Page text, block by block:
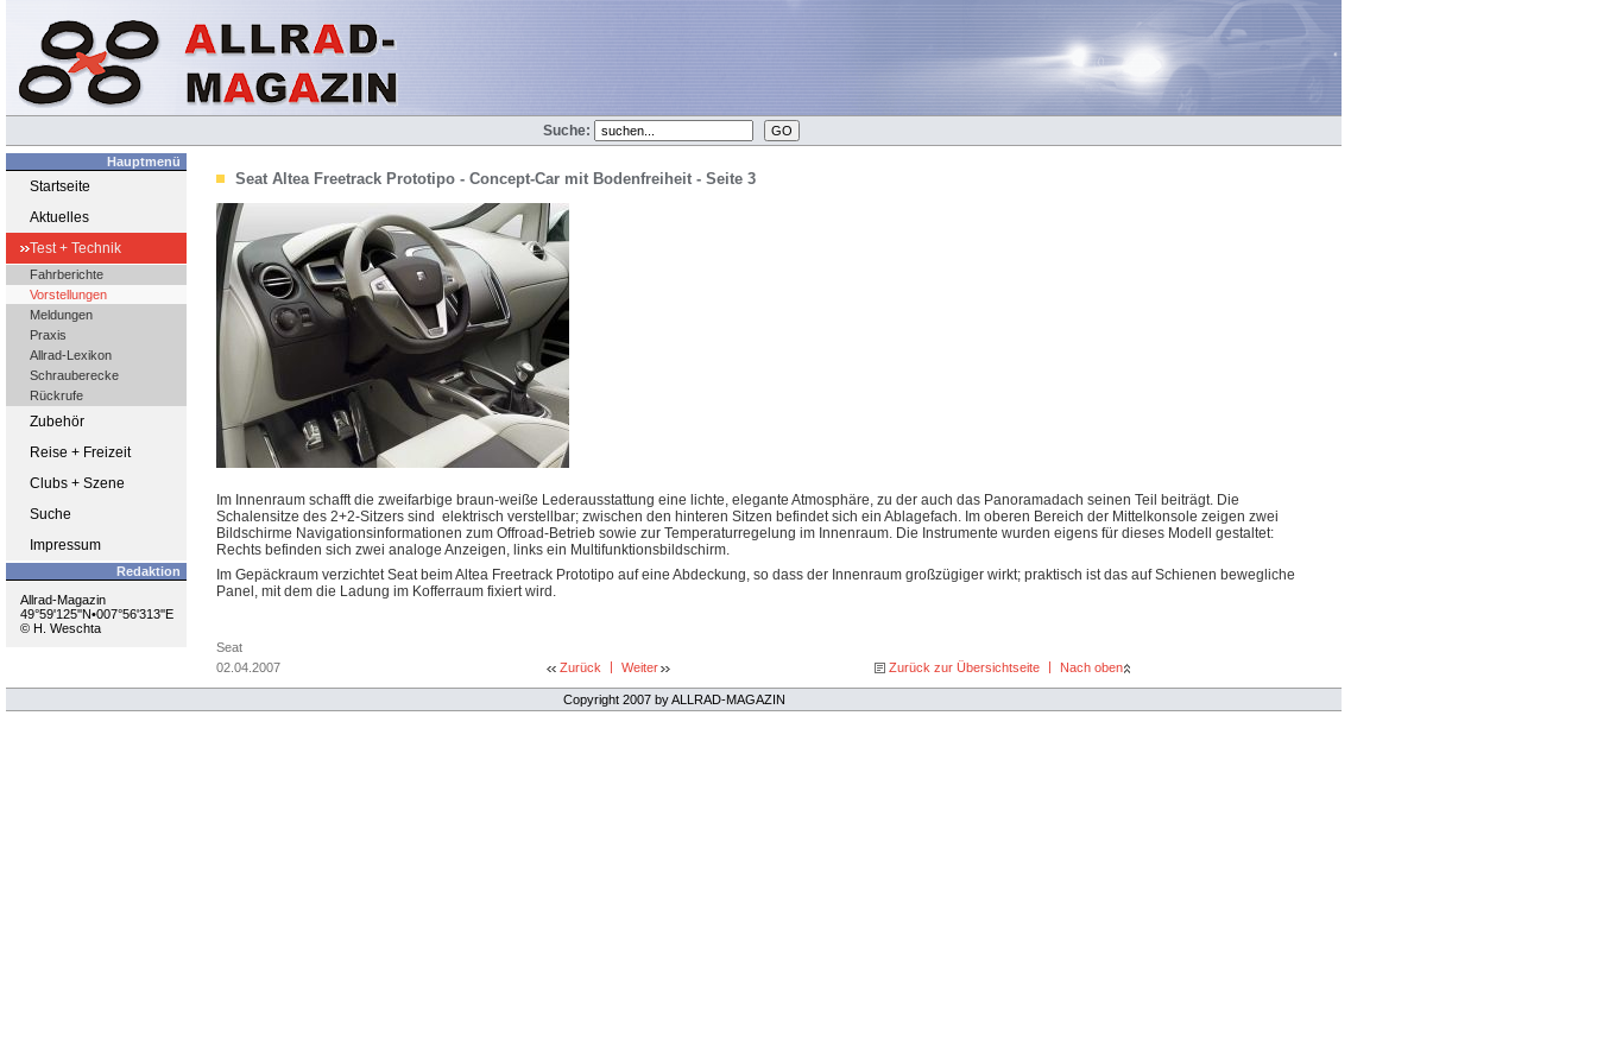
Suche:
Hauptmenü
Startseite
Aktuelles
Test + Technik
Fahrberichte
Vorstellungen
Meldungen
Praxis
Allrad-Lexikon
Schrauberecke
Rückrufe
Zubehör
Reise + Freizeit
Clubs + Szene
Suche
Impressum
Redaktion
Allrad-Magazin
49°59'125''N•007°56'313''E
© H. Weschta
Seat Altea Freetrack Prototipo - Concept-Car mit Bodenfreiheit - Seite 3
Im Innenraum schafft die zweifarbige braun-weiße Lederausstattung eine lichte, elegante Atmosphäre, zu der auch das Panoramadach seinen Teil beiträgt. Die
Schalensitze des 2+2-Sitzers sind elektrisch verstellbar; zwischen den hinteren Sitzen befindet sich ein Ablagefach. Im oberen Bereich der Mittelkonsole zeigen zwei
Bildschirme Navigationsinformationen zum Offroad-Betrieb sowie zur Temperaturregelung im Innenraum. Die Instrumente wurden eigens für dieses Modell gestaltet:
Rechts befinden sich zwei analoge Anzeigen, links ein Multifunktionsbildschirm.
Im Gepäckraum verzichtet Seat beim Altea Freetrack Prototipo auf eine Abdeckung, so dass der Innenraum großzügiger wirkt; praktisch ist das auf Schienen bewegliche
Panel, mit dem die Ladung im Kofferraum fixiert wird.
Seat
02.04.2007
Zurück | Weiter Zurück zur Übersichtseite | Nach oben
Copyright 2007 by ALLRAD-MAGAZIN